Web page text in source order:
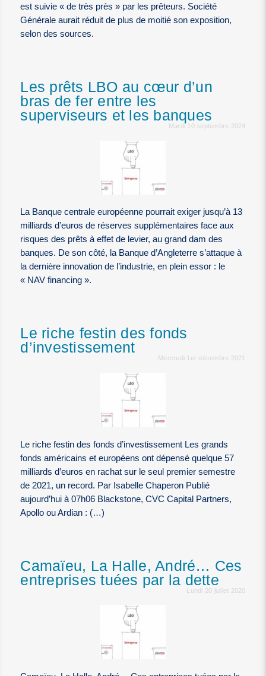
est suivie « de très près » par les prêteurs. Société
Générale aurait réduit de plus de moitié son exposition,
selon des sources.
Les prêts LBO au cœur d’un
bras de fer entre les
superviseurs et les banques
Mardi 10 septembre 2024
La Banque centrale européenne pourrait exiger jusqu’à 13
milliards d’euros de réserves supplémentaires face aux
risques des prêts à effet de levier, au grand dam des
banques. De son côté, la Banque d’Angleterre s’attaque à
la dernière innovation de l’industrie, en plein essor : le
« NAV financing ».
Le riche festin des fonds
d’investissement
Mercredi 1er décembre 2021
Le riche festin des fonds d’investissement Les grands
fonds américains et européens ont dépensé quelque 57
milliards d’euros en rachat sur le seul premier semestre
de 2021, un record. Par Isabelle Chaperon Publié
aujourd’hui à 07h06 Blackstone, CVC Capital Partners,
Apollo ou Ardian : (…)
Camaïeu, La Halle, André… Ces
entreprises tuées par la dette
Lundi 20 juillet 2020